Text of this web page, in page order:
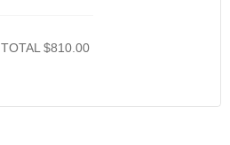
TOTAL $810.00